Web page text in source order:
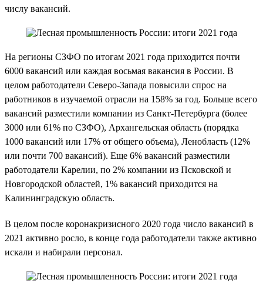
числу вакансий.
На регионы СЗФО по итогам 2021 года приходится почти
6000 вакансий или каждая восьмая вакансия в России. В
целом работодатели Северо-Запада повысили спрос на
работников в изучаемой отрасли на 158% за год. Больше всего
вакансий разместили компании из Санкт-Петербурга (более
3000 или 61% по СЗФО), Архангельская область (порядка
1000 вакансий или 17% от общего объема), Ленобласть (12%
или почти 700 вакансий). Еще 6% вакансий разместили
работодатели Карелии, по 2% компании из Псковской и
Новгородской областей, 1% вакансий приходится на
Калининградскую область.
В целом после коронакризисного 2020 года число вакансий в
2021 активно росло, в конце года работодатели также активно
искали и набирали персонал.